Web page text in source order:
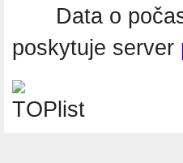
Data o
poskytuje server